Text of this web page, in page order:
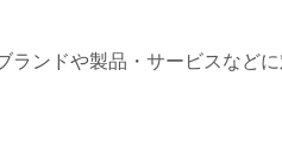
ンドや製品・サービスなど